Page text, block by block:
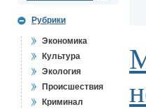
Рубрики
Экономика
Культура
Экология
Происшествия
Криминал